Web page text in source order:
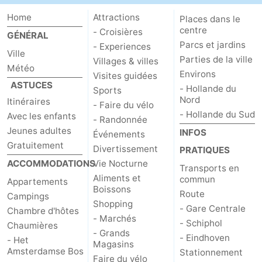
Home
GÉNÉRAL
Ville
Météo
ASTUCES
Itinéraires
Avec les enfants
Jeunes adultes
Gratuitement
ACCOMMODATIONS
Appartements
Campings
Chambre d'hôtes
Chaumières
- Het
Amsterdamse Bos
Attractions
- Croisières
- Experiences
Villages & villes
Visites guidées
Sports
- Faire du vélo
- Randonnée
Événements
Divertissement
Vie Nocturne
Aliments et
Boissons
Shopping
- Marchés
- Grands
Magasins
Faire du vélo
Places dans le
centre
Parcs et jardins
Parties de la ville
Environs
- Hollande du
Nord
- Hollande du Sud
INFOS
PRATIQUES
Transports en
commun
Route
- Gare Centrale
- Schiphol
- Eindhoven
Stationnement